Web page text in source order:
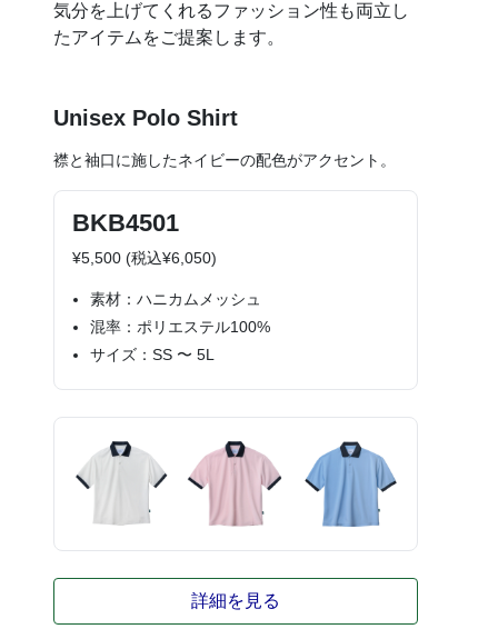
気分を上げてくれるファッション性も両立し
たアイテムをご提案します。
Unisex Polo Shirt
襟と袖口に施したネイビーの配色がアクセント。
BKB4501
¥5,500 (税込¥6,050)
素材：ハニカムメッシュ
混率：ポリエステル100%
サイズ：SS 〜 5L
詳細を見る